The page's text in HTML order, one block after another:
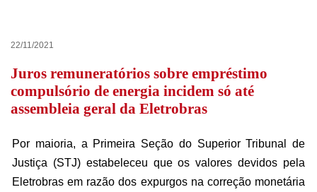
22/11/2021
Juros remuneratórios sobre empréstimo
compulsório de energia incidem só até
assembleia geral da Eletrobras
​Por maioria, a Primeira Seção do Superior Tribunal de
Justiça (STJ) estabeleceu que os valores devidos pela
Eletrobras em razão dos expurgos na correção monetária